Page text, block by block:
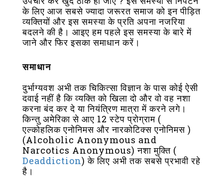
के लिए आज सबसे ज्यादा जरूरत समाज को इन पीड़ित
व्यक्तियों और इस समस्या के प्रति अपना नजरिया
बदलने की है। आइए हम पहले इस समस्या के बारे में
जाने और फिर इसका समाधान करें।
समाधान
दुर्भाग्यवश अभी तक चिकित्सा विज्ञान के पास कोई ऐसी
दवाई नहीं है कि व्यक्ति को खिला दो और वो वह नशा
करना बंद कर दे या नियंत्रिण मात्रा में करने लगे।
किन्तु अमेरिका से आए 12 स्टेप प्रोग्राम (
एल्कोहलिक एनोनिमस और नारकोटिक्स एनोनिमस )
(Alcoholic Anonymous and
Narcotics Anonymous) नशा मुक्ति (
Deaddiction) के लिए अभी तक सबसे प्रभावी रहे
है।